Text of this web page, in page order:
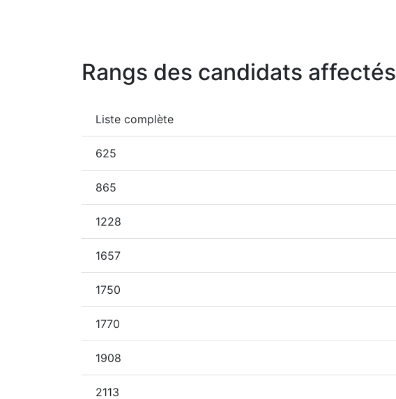
Rangs des candidats affectés
Liste complète
625
865
1228
1657
1750
1770
1908
2113